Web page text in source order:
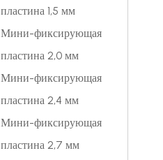
пластина 1,5 мм
Мини-фиксирующая
пластина 2,0 мм
Мини-фиксирующая
пластина 2,4 мм
Мини-фиксирующая
пластина 2,7 мм